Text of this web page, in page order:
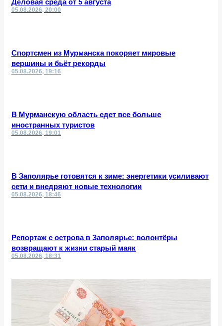
Деловая среда от 5 августа
05.08.2026, 20:00
Спортсмен из Мурманска покоряет мировые
вершины и бьёт рекорды
05.08.2026, 19:16
В Мурманскую область едет все больше
иностранных туристов
05.08.2026, 19:01
В Заполярье готовятся к зиме: энергетики усиливают
сети и внедряют новые технологии
05.08.2026, 18:46
Репортаж с острова в Заполярье: волонтёры
возвращают к жизни старый маяк
05.08.2026, 18:31